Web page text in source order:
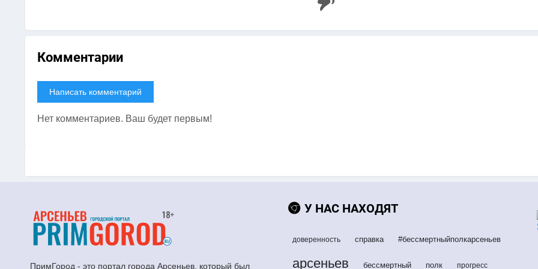
Комментарии
Написать комментарий
Нет комментариев. Ваш будет первым!
ПримГород - это портал города Арсеньев, который был
У НАС НАХОДЯТ
доверенность справка #бессмертныйполкарсеньев
арсеньев бессмертный полк прогресс